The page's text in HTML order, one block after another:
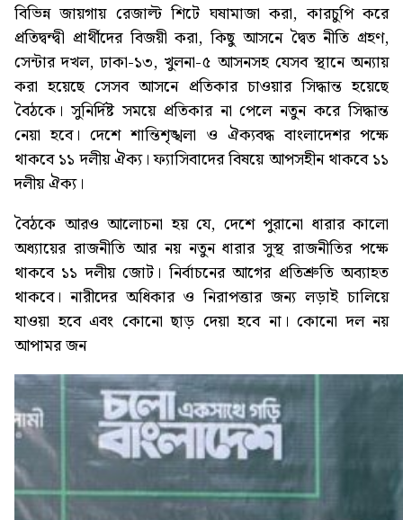
বিভিন্ন জায়গায় রেজাল্ট শিটে ঘষামাজা করা, কারচুপি করে
প্রতিদ্বন্দ্বী প্রার্থীদের বিজয়ী করা, কিছু আসনে দ্বৈত নীতি গ্রহণ,
সেন্টার দখল, ঢাকা-১৩, খুলনা-৫ আসনসহ যেসব স্থানে অন্যায়
করা হয়েছে সেসব আসনে প্রতিকার চাওয়ার সিদ্ধান্ত হয়েছে
বৈঠকে। সুনির্দিষ্ট সময়ে প্রতিকার না পেলে নতুন করে সিদ্ধান্ত
নেয়া হবে। দেশে শান্তিশৃঙ্খলা ও ঐক্যবদ্ধ বাংলাদেশর পক্ষে
থাকবে ১১ দলীয় ঐক্য। ফ্যাসিবাদের বিষয়ে আপসহীন থাকবে ১১
দলীয় ঐক্য।
বৈঠকে আরও আলোচনা হয় যে, দেশে পুরানো ধারার কালো
অধ্যায়ের রাজনীতি আর নয় নতুন ধারার সুস্থ রাজনীতির পক্ষে
থাকবে ১১ দলীয় জোট। নির্বাচনের আগের প্রতিশ্রুতি অব্যাহত
থাকবে। নারীদের অধিকার ও নিরাপত্তার জন্য লড়াই চালিয়ে
যাওয়া হবে এবং কোনো ছাড় দেয়া হবে না। কোনো দল নয়
আপামর জন